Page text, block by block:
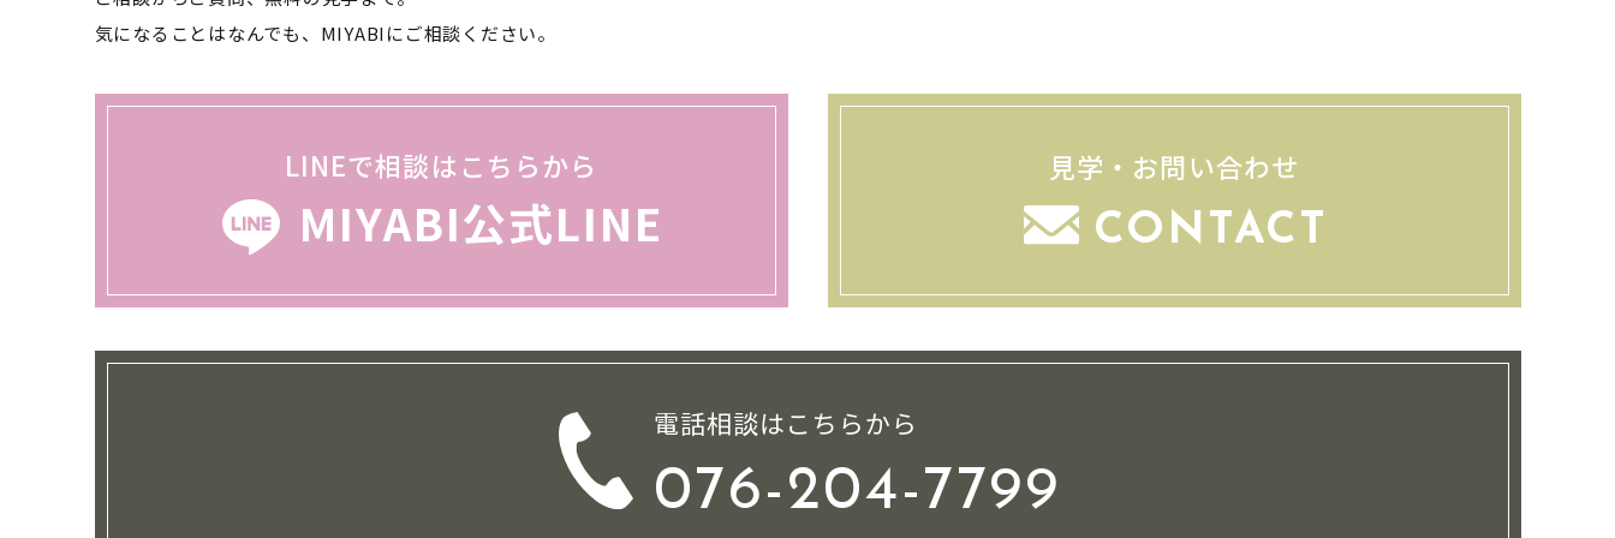
気になることはなんでも、MIYABIにご相談ください。
LINEで相談はこちらから
MIYABI公式LINE
見学・お問い合わせ
CONTACT
電話相談はこちらから
076-204-7799